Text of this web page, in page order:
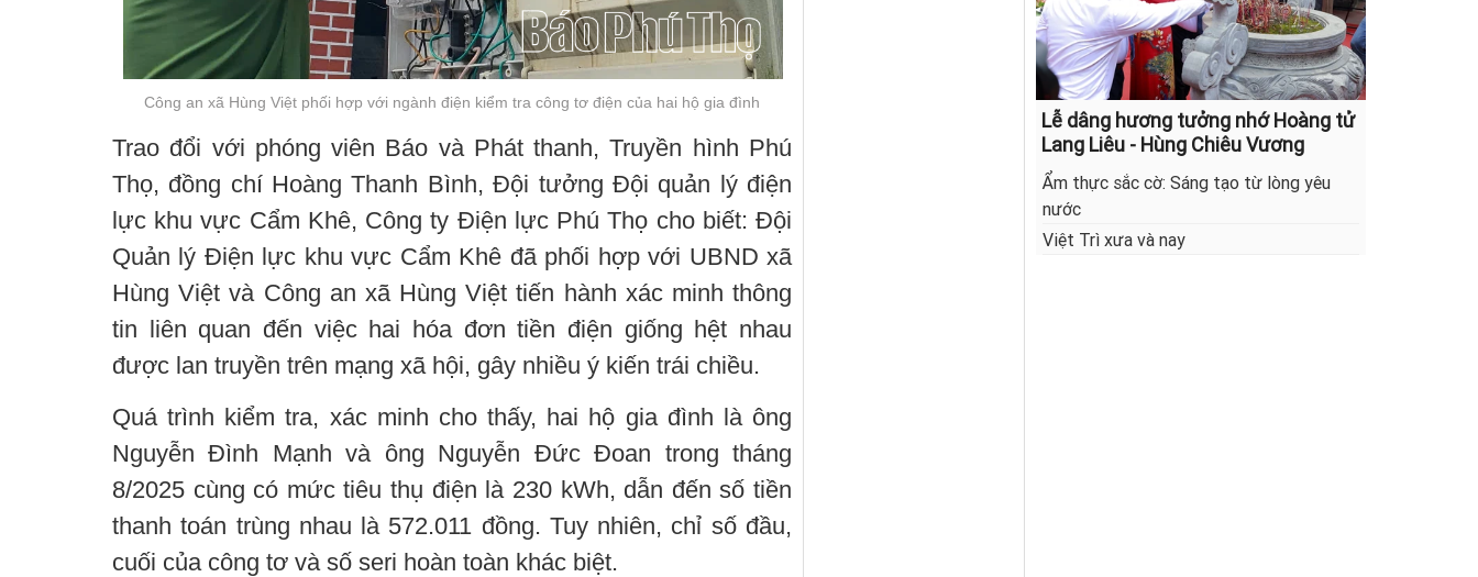
Công an xã Hùng Việt phối hợp với ngành điện kiểm tra công tơ điện của hai hộ gia đình
Trao đổi với phóng viên Báo và Phát thanh, Truyền hình Phú
Thọ, đồng chí Hoàng Thanh Bình, Đội tưởng Đội quản lý điện
lực khu vực Cẩm Khê, Công ty Điện lực Phú Thọ cho biết: Đội
Quản lý Điện lực khu vực Cẩm Khê đã phối hợp với UBND xã
Hùng Việt và Công an xã Hùng Việt tiến hành xác minh thông
tin liên quan đến việc hai hóa đơn tiền điện giống hệt nhau
được lan truyền trên mạng xã hội, gây nhiều ý kiến trái chiều.
Quá trình kiểm tra, xác minh cho thấy, hai hộ gia đình là ông
Nguyễn Đình Mạnh và ông Nguyễn Đức Đoan trong tháng
8/2025 cùng có mức tiêu thụ điện là 230 kWh, dẫn đến số tiền
thanh toán trùng nhau là 572.011 đồng. Tuy nhiên, chỉ số đầu,
cuối của công tơ và số seri hoàn toàn khác biệt.
Lễ dâng hương tưởng nhớ Hoàng tử
Lang Liêu - Hùng Chiêu Vương
Ẩm thực sắc cờ: Sáng tạo từ lòng yêu
nước
Việt Trì xưa và nay